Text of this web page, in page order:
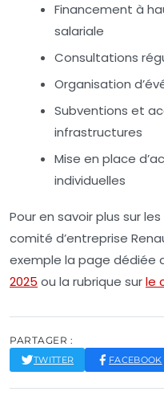
Financement à
salariale
Consultations
Organisation
Subventions et
infrastructures
Mise en place
individuelles
Pour en savoir plus sur
comité d’entreprise
exemple la page dédiée
2025 ou la rubrique surle
PARTAGER :
TWITTER FACEBOOK